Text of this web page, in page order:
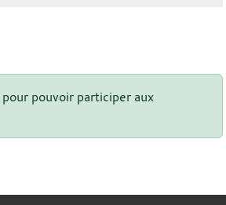
pour pouvoir participer aux